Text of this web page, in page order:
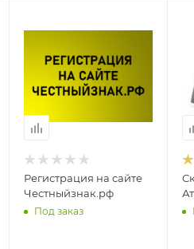
Регистрация на сайте
Честныйзнак.рф
Под заказ